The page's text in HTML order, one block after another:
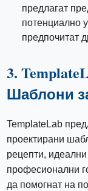
предлагат
потенциално
предпочитат
3.
Шаблони
TemplateLab
проектирани
рецепти, идеални
професионални
да помогнат на